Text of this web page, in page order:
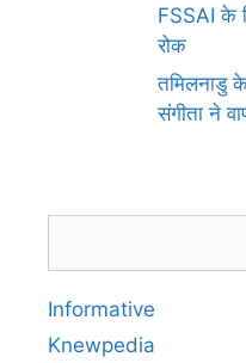
FSSAI के
रोक
तमिलनाडु
संगीता ने
Informative
Knewpedia